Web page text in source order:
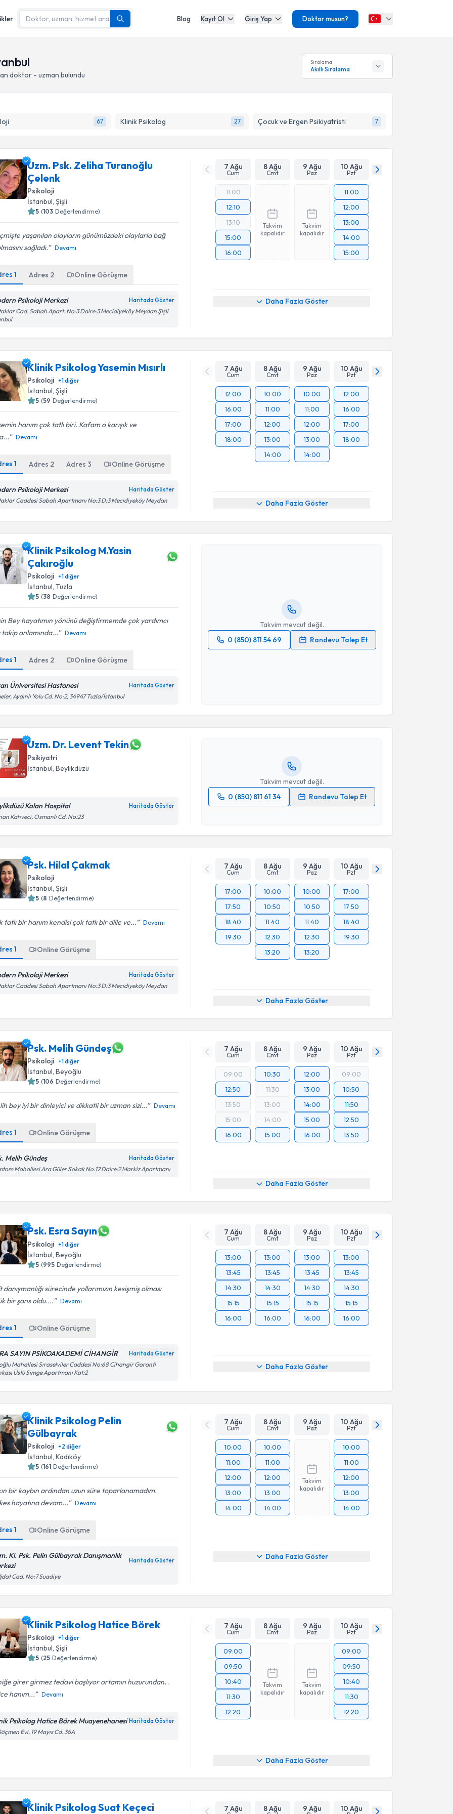
Blog Kayıt Ol Giriş Yap Doktor musun?
doktor - uzman bulundu
Sıralama
Akıllı Sıralama
67 Klinik Psikolog 27 Çocuk ve Ergen Psikiyatristi 7
Uzm. Psk. Zeliha Turanoğlu
Çelenk
Psikoloji
İstanbul, Şişli
5 (103 Değerlendirme)
yaşanılan olayların günümüzdeki olaylarla bağ
sağladı.
Devamı
1 Adres 2 Online Görüşme
Psikoloji Merkezi Haritada Göster
Cad. Sabah Apart. No:3 Daire:3 Mecidiyeköy Meydan Şişli
7 Ağu
Cum
8 Ağu
Cmt
9 Ağu
Paz
10 Ağu
Pzt
11:00
12:10
13:10
15:00
16:00
Takvim
kapalıdır
Takvim
kapalıdır
11:00
12:00
13:00
14:00
15:00
Daha Fazla Göster
Klinik Psikolog Yasemin Mısırlı
Psikoloji +1diğer
İstanbul, Şişli
5 (59 Değerlendirme)
hanım çok tatlı biri. Kafam o karışık ve
Devamı
1 Adres 2 Adres3 Online Görüşme
Psikoloji Merkezi Haritada Göster
Caddesi Sabah Apartmanı No:3 D:3 Mecidiyeköy Meydan
7 Ağu
Cum
8 Ağu
Cmt
9 Ağu
Paz
10 Ağu
Pzt
12:00
16:00
17:00
18:00
10:00
11:00
12:00
13:00
14:00
10:00
11:00
12:00
13:00
14:00
12:00
16:00
17:00
18:00
Daha Fazla Göster
Klinik Psikolog M.Yasin
Çakıroğlu
Psikoloji +1diğer
İstanbul , Tuzla
5 (38 Değerlendirme)
Bey hayatımın yönünü değiştirmemde çok yardımcı
takip anlamında...
Devamı
1 Adres 2 Online Görüşme
Üniversitesi Hastanesi Haritada Göster
Aydınlı Yolu Cd. No:2, 34947 Tuzla/İstanbul
Takvim mevcut değil.
0 (850) 811 54 69
Randevu Talep Et
Randevu Takvimi Talebi
Uzm. Dr. Levent Tekin
Psikiyatri
İstanbul , Beylikdüzü
Kolan Hospital Haritada Göster
Kahveci, Osmanlı Cd. No:23
Takvim mevcut değil.
0 (850) 811 61 34
Randevu Talep Et
Takvim Talebini Gönder
Psk. Hilal Çakmak
Psikoloji
İstanbul , Şişli
5 (8 Değerlendirme)
tatlı bir hanım kendisi çok tatlı bir dille ve... Devamı
1 Online Görüşme
Psikoloji Merkezi Haritada Göster
Caddesi Sabah Apartmanı No:3 D:3 Mecidiyeköy Meydan
7 Ağu
Cum
8 Ağu
Cmt
9 Ağu
Paz
10 Ağu
Pzt
17:00
17:50
18:40
19:30
10:00
10:50
11:40
12:30
13:20
10:00
10:50
11:40
12:30
13:20
17:00
17:50
18:40
19:30
Daha Fazla Göster
Psk. Melih Gündeş
Psikoloji +1diğer
İstanbul, Beyoğlu
5 (106 Değerlendirme)
bey iyi bir dinleyici ve dikkatli bir uzman sizi... Devamı
1 Online Görüşme
Melih Gündeş Haritada Göster
Mahallesi Ara Güler Sokak No:12 Daire:2 Markiz Apartmanı
7 Ağu
Cum
8 Ağu
Cmt
9 Ağu
Paz
10 Ağu
Pzt
09:00
12:50
13:50
15:00
16:00
10:30
11:30
13:00
14:00
15:00
12:00
13:00
14:00
15:00
16:00
09:00
10:50
11:50
12:50
13:50
Daha Fazla Göster
Psk. Esra Sayın
Psikoloji +1diğer
İstanbul , Beyoğlu
5 (995 Değerlendirme)
sürecinde yollarımızın kesişmiş olması
bir şans oldu....
Devamı
1 Online Görüşme
SAYIN PSİKOAKADEMİ CİHANGİR Haritada Göster
Mahallesi Sıraselviler Caddesi No:68 Cihangir Garanti
Üstü Simge Apartmanı Kat:2
7 Ağu
Cum
8 Ağu
Cmt
9 Ağu
Paz
10 Ağu
Pzt
13:00
13:45
14:30
15:15
16:00
13:00
13:45
14:30
15:15
16:00
13:00
13:45
14:30
15:15
16:00
13:00
13:45
14:30
15:15
16:00
Daha Fazla Göster
Klinik Psikolog Pelin
Gülbayrak
Psikoloji +2 diğer
İstanbul , Kadıköy
5 (161 Değerlendirme)
bir kaybın ardından uzun süre toparlanamadım.
hayatına devam...
Devamı
1 Online Görüşme
Kl. Psk. Pelin Gülbayrak Danışmanlık
Haritada Göster
Cad. No:7 Suadiye
7 Ağu
Cum
8 Ağu
Cmt
9 Ağu
Paz
10 Ağu
Pzt
10:00
11:00
12:00
13:00
14:00
10:00
11:00
12:00
13:00
14:00
Takvim
kapalıdır
10:00
11:00
12:00
13:00
14:00
Daha Fazla Göster
Klinik Psikolog Hatice Börek
Psikoloji +1diğer
İstanbul , Şişli
5 (25 Değerlendirme)
girer girmez tedavi başlıyor ortamın huzurundan. .
hanım...
Devamı
Psikolog Hatice Börek Muayenehanesi Haritada Göster
Evi, 19 Mayıs Cd. 36A
7 Ağu
Cum
8 Ağu
Cmt
9 Ağu
Paz
10 Ağu
Pzt
09:00
09:50
10:40
11:30
12:20
Takvim
kapalıdır
Takvim
kapalıdır
09:00
09:50
10:40
11:30
12:20
Daha Fazla Göster
Klinik Psikolog Suat Keçeci 7 Ağu 8 Ağu 9 Ağu 10 Ağu